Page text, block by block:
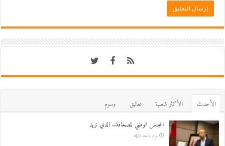
اﻷحدث اﻷكثر شعبية تعاليق
وسوم
المجلس الوطني للصحافة.. الذي نريد
يوم واحد ago